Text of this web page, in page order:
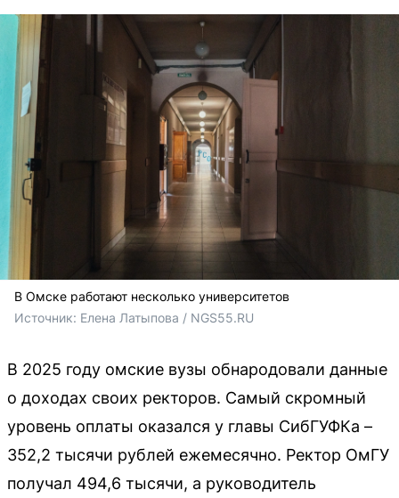
В Омске работают несколько университетов
Источник: Елена Латыпова / NGS55.RU
В 2025 году омские вузы обнародовали данные
о доходах своих ректоров. Самый скромный
уровень оплаты оказался у главы СибГУФКа –
352,2 тысячи рублей ежемесячно. Ректор ОмГУ
получал 494,6 тысячи, а руководитель